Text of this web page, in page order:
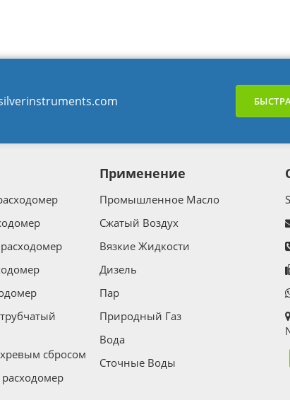
сбросом
Применение
Промышленное Масло
Сжатый Воздух
Вязкие Жидкости
Дизель
Пар
Природный Газ
Вода
Сточные Воды